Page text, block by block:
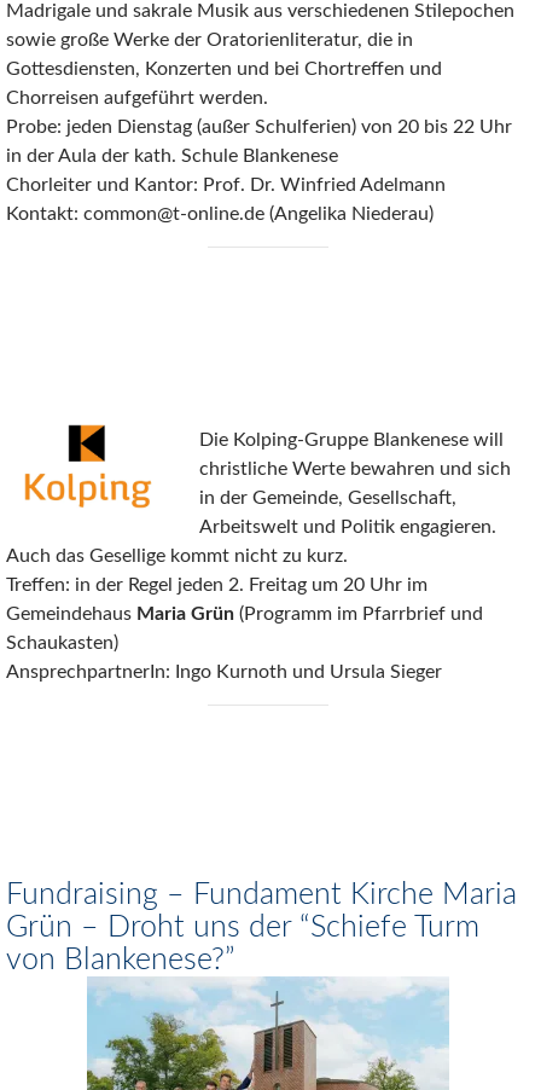
Madrigale und sakrale Musik aus verschiedenen Stilepochen
sowie große Werke der Oratorienliteratur, die in
Gottesdiensten, Konzerten und bei Chortreffen und
Chorreisen aufgeführt werden.
Probe: jeden Dienstag (außer Schulferien) von 20 bis 22 Uhr
in der Aula der kath. Schule Blankenese
Chorleiter und Kantor: Prof. Dr. Winfried Adelmann
Kontakt: common@t-online.de (Angelika Niederau)
Die Kolping-Gruppe Blankenese will
christliche Werte bewahren und sich
in der Gemeinde, Gesellschaft,
Arbeitswelt und Politik engagieren.
Auch das Gesellige kommt nicht zu kurz.
Treffen: in der Regel jeden 2. Freitag um 20 Uhr im
Gemeindehaus Maria Grün (Programm im Pfarrbrief und
Schaukasten)
AnsprechpartnerIn: Ingo Kurnoth und Ursula Sieger
Fundraising – Fundament Kirche Maria
Grün – Droht uns der “Schiefe Turm
von Blankenese?”